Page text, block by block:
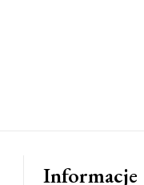
Informacje